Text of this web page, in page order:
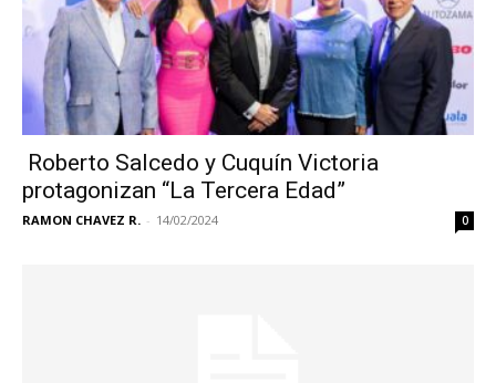
Roberto Salcedo y Cuquín Victoria
protagonizan “La Tercera Edad”
RAMON CHAVEZ R. - 14/02/2024 0